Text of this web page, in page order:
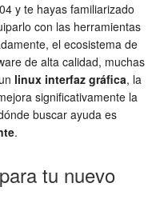
y te hayas familiarizado
con las herramientas
el ecosistema de
de alta calidad, muchas
linux interfaz gráfica, la
significativamente la
buscar ayuda es
.
tu nuevo